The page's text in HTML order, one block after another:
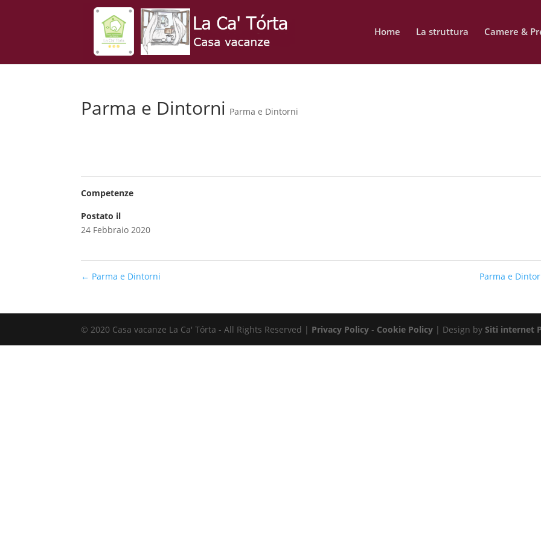
Home La struttura Camere &
Parma e Dintorni Parma e Dintorni
Competenze
Postato il
24 Febbraio 2020
← Parma e Dintorni Parma e
© 2020 Casa vacanze La Ca' Tórta - All Rights Reserved | Privacy Policy - Cookie Policy | Design bySiti internet